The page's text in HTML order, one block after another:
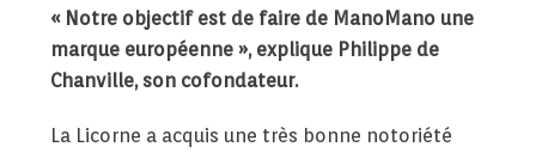
« Notre objectif est de faire de ManoMano une
marque européenne »,explique Philippe de
Chanville, son cofondateur.
La Licorne a acquis une très bonne notoriété